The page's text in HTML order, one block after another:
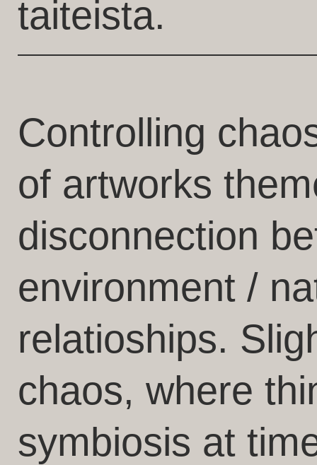
taiteista.
Controlling
of artworks
disconnection
environment /
relatioships.
chaos, where
symbiosis at